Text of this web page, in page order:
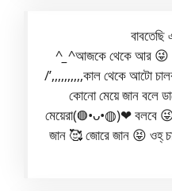
^⁠⁠_ ⁠⁠^আজকে থেকে আর 😜
/’,,,,,,,,,,কাল থেকে আটো
কোনো মেয়ে জান বলে
মেয়েরা(⁠◍⁠•⁠ᴗ⁠•⁠◍⁠)⁠❤ বলবে
জান 🥰 জোরে জান 😝 ওহ্